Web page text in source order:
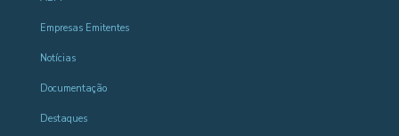
Empresas Emitentes
Notícias
Documentação
Destaques